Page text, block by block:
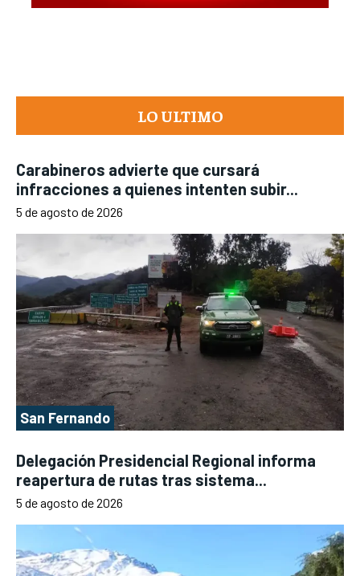
LO ULTIMO
Carabineros advierte que cursará
infracciones a quienes intenten subir...
5 de agosto de 2026
San Fernando
Delegación Presidencial Regional informa
reapertura de rutas tras sistema...
5 de agosto de 2026